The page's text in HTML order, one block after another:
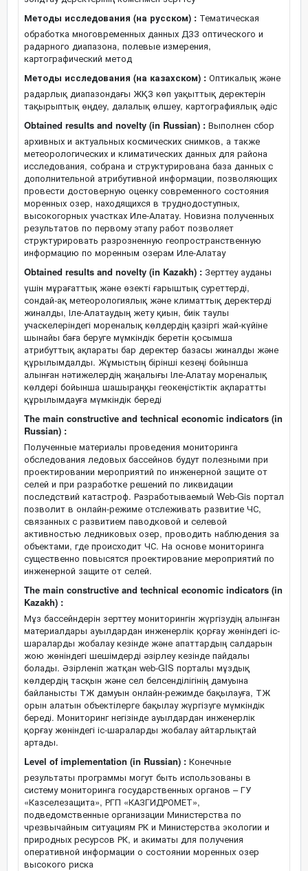
Методы исследования (на русском) : Тематическая
обработка многовременных данных ДЗЗ оптического и
радарного диапазона, полевые измерения,
картографический метод
Методы исследования (на казахском) : Оптикалық және
радарлық диапазондағы ЖҚЗ көп уақыттық деректерін
тақырыптық өңдеу, далалық өлшеу, картографиялық әдіс
Obtained results and novelty (in Russian) : Выполнен сбор
архивных и актуальных космических снимков, а также
метеорологических и климатических данных для района
исследования, собрана и структурирована база данных с
дополнительной атрибутивной информации, позволяющих
провести достоверную оценку современного состояния
моренных озер, находящихся в труднодоступных,
высокогорных участках Иле-Алатау. Новизна полученных
результатов по первому этапу работ позволяет
структурировать разрозненную геопространственную
информацию по моренным озерам Иле-Алатау
Obtained results and novelty (in Kazakh) : Зерттеу ауданы
үшін мұрағаттық және өзекті ғарыштық суреттерді,
сондай-ақ метеорологиялық және климаттық деректерді
жиналды, Іле-Алатаудың жету қиын, биік таулы
учаскелеріндегі мореналық көлдердің қазіргі жай-күйіне
шынайы баға беруге мүмкіндік беретін қосымша
атрибуттық ақпараты бар деректер базасы жиналды және
құрылымдалды. Жұмыстың бірінші кезеңі бойынша
алынған нәтижелердің жаңалығы Іле-Алатау мореналық
көлдері бойынша шашыраңқы геокеңістіктік ақпаратты
құрылымдауға мүмкіндік береді
The main constructive and technical economic indicators (in
Russian) :
Полученные материалы проведения мониторинга
обследования ледовых бассейнов будут полезными при
проектировании мероприятий по инженерной защите от
селей и при разработке решений по ликвидации
последствий катастроф. Разработываемый Web-Gis портал
позволит в онлайн-режиме отслеживать развитие ЧС,
связанных с развитием паводковой и селевой
активностью ледниковых озер, проводить наблюдения за
объектами, где происходит ЧС. На основе мониторинга
существенно повысятся проектирование мероприятий по
инженерной защите от селей.
The main constructive and technical economic indicators (in
Kazakh) :
Мұз бассейндерін зерттеу мониторингін жүргізудің алынған
материалдары ауылдардан инженерлік қорғау жөніндегі іс-
шараларды жобалау кезінде және апаттардың салдарын
жою жөніндегі шешімдерді әзірлеу кезінде пайдалы
болады. Әзірленіп жатқан web-GIS порталы мұздық
көлдердің тасқын және сел белсенділігінің дамуына
байланысты ТЖ дамуын онлайн-режимде бақылауға, ТЖ
орын алатын объектілерге бақылау жүргізуге мүмкіндік
береді. Мониторинг негізінде ауылдардан инженерлік
қорғау жөніндегі іс-шараларды жобалау айтарлықтай
артады.
Level of implementation (in Russian) : Конечные
результаты программы могут быть использованы в
систему мониторинга государственных органов – ГУ
«Казселезащита», РГП «КАЗГИДРОМЕТ»,
подведомственные организации Министерства по
чрезвычайным ситуациям РК и Министерства экологии и
природных ресурсов РК, и акиматы для получения
оперативной информации о состоянии моренных озер
высокого риска